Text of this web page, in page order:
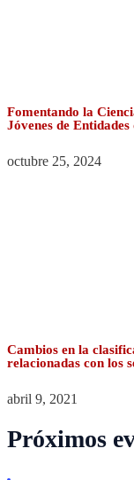
Fomentando la
Jóvenes de
octubre 25, 2024
Cambios en la
relacionadas con los
abril 9, 2021
Próximos